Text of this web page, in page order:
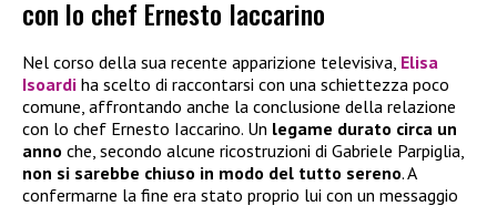
con lo chef Ernesto Iaccarino
Nel corso della sua recente apparizione televisiva, Elisa
Isoardi ha scelto di raccontarsi con una schiettezza poco
comune, affrontando anche la conclusione della relazione
con lo chef Ernesto Iaccarino. Un legame durato circa un
anno che, secondo alcune ricostruzioni di Gabriele Parpiglia,
non si sarebbe chiuso in modo del tutto sereno. A
confermarne la fine era stato proprio lui con un messaggio